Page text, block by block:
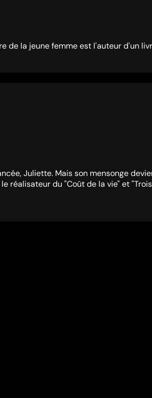
de la jeune femme est l'auteur d'un
Juliette. Mais son mensonge
du "Coût de la vie" et